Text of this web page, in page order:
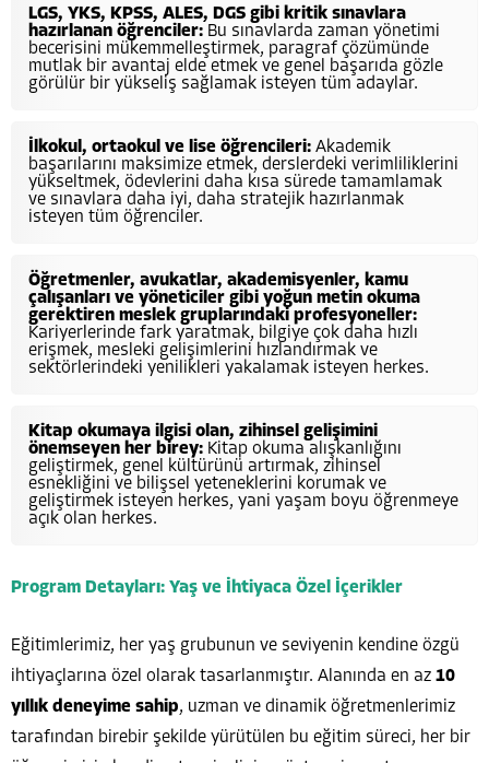
LGS, YKS, KPSS, ALES, DGS gibi kritik sınavlara
hazırlanan öğrenciler: Bu sınavlarda zaman yönetimi
becerisini mükemmelleştirmek, paragraf çözümünde
mutlak bir avantaj elde etmek ve genel başarıda gözle
görülür bir yükseliş sağlamak isteyen tüm adaylar.
İlkokul, ortaokul ve lise öğrencileri: Akademik
başarılarını maksimize etmek, derslerdeki verimliliklerini
yükseltmek, ödevlerini daha kısa sürede tamamlamak
ve sınavlara daha iyi, daha stratejik hazırlanmak
isteyen tüm öğrenciler.
Öğretmenler, avukatlar, akademisyenler, kamu
çalışanları ve yöneticiler gibi yoğun metin okuma
gerektiren meslek gruplarındaki profesyoneller:
Kariyerlerinde fark yaratmak, bilgiye çok daha hızlı
erişmek, mesleki gelişimlerini hızlandırmak ve
sektörlerindeki yenilikleri yakalamak isteyen herkes.
Kitap okumaya ilgisi olan, zihinsel gelişimini
önemseyen her birey: Kitap okuma alışkanlığını
geliştirmek, genel kültürünü artırmak, zihinsel
esnekliğini ve bilişsel yeteneklerini korumak ve
geliştirmek isteyen herkes, yani yaşam boyu öğrenmeye
açık olan herkes.
Program Detayları: Yaş ve İhtiyaca Özel İçerikler
Eğitimlerimiz, her yaş grubunun ve seviyenin kendine özgü
ihtiyaçlarına özel olarak tasarlanmıştır. Alanında en az 10
yıllık deneyime sahip, uzman ve dinamik öğretmenlerimiz
tarafından birebir şekilde yürütülen bu eğitim süreci, her bir